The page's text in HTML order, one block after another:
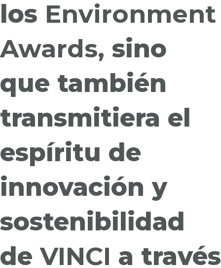
los Environment
Awards, sino
que también
transmitiera el
espíritu de
innovación y
sostenibilidad
deVINCI a través